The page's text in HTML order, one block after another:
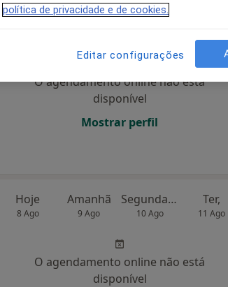
Hoje Amanhã Segunda-feira
O agendamento online não está
disponível
Mostrar perfil
Hoje
8 Ago
Amanhã
9 Ago
Segunda-feira
10 Ago
Ter,
11 Ago
O agendamento online não está
disponível
política de privacidade e de cookies.
Editar configurações